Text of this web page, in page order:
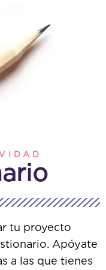
tu proyecto
Apóyate
a las que tienes